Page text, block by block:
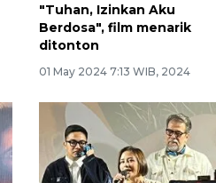
"Tuhan, Izinkan Aku
Berdosa", film menarik
ditonton
01 May 2024 7:13 WIB, 2024